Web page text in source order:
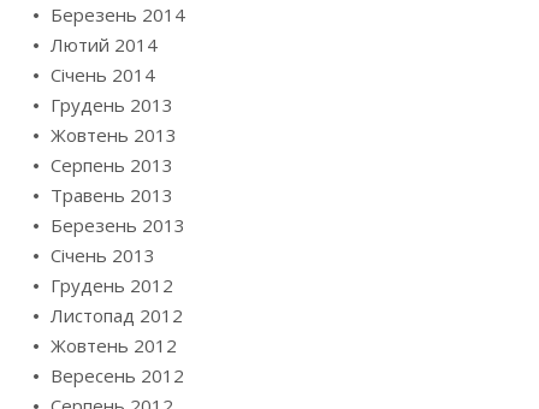
Березень 2014
Лютий 2014
Січень 2014
Грудень 2013
Жовтень 2013
Серпень 2013
Травень 2013
Березень 2013
Січень 2013
Грудень 2012
Листопад 2012
Жовтень 2012
Вересень 2012